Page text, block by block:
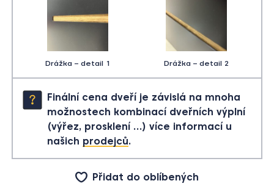
Drážka – detail 1 Drážka – detail 2
Finální cena dveří je závislá na mnoha
možnostech kombinací dveřních výplní
(výřez, prosklení …) více informací u
našich prodejců.
Přidat do oblíbených